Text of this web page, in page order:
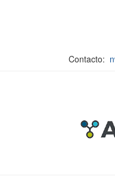
Contacto: